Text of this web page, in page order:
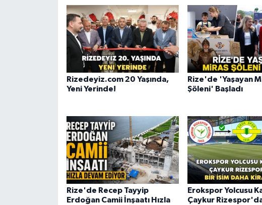
Rizedeyiz.com 20 Yaşında,
Yeni Yerinde!
Rize'de 'Yaşayan
Şöleni' Başladı
Rize'de Recep Tayyip
Erdoğan Camii İnşaatı Hızla
Erokspor Yolcusu
Çaykur